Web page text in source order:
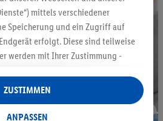
mittels verschiedener
Speicherung und ein Zugriff auf
erfolgt. Diese sind teilweise
werden mit Ihrer Zustimmung -
mit dem IAB TCF
personalisierte Werbung
ANPASSEN
ZUSTIMMEN